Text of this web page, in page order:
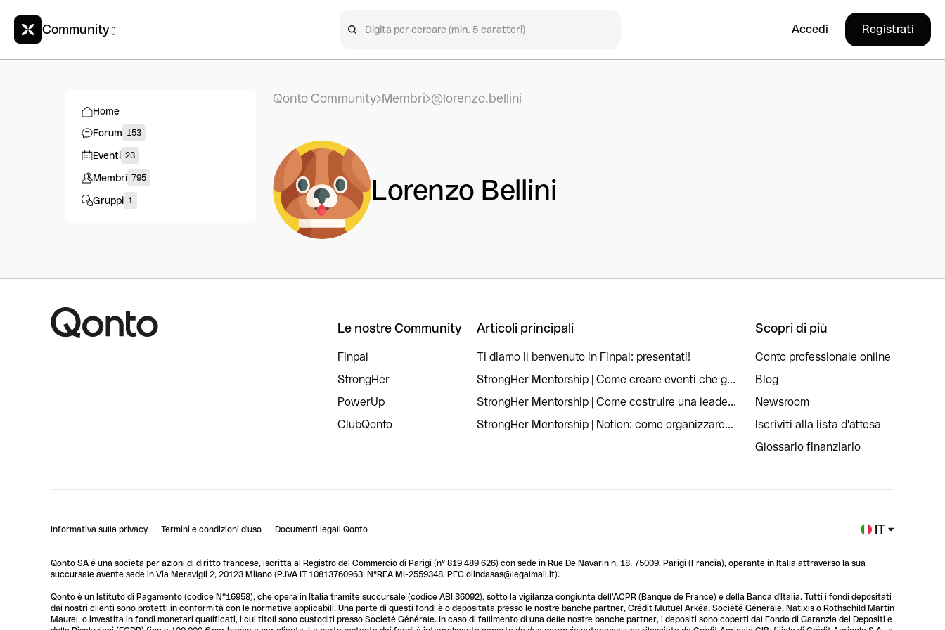
Community Accedi Registrati
Home
Forum 153
Eventi 23
Membri 795
Gruppi 1
Qonto Community Membri @lorenzo.bellini
Lorenzo Bellini
Le nostre Community
Finpal
StrongHer
PowerUp
ClubQonto
Articoli principali
Ti diamo il benvenuto in Finpal: presentati!
StrongHer Mentorship | Come creare eventi che g...
StrongHer Mentorship | Come costruire una leade...
StrongHer Mentorship | Notion: come organizzare...
Scopri di più
Conto professionale online
Blog
Newsroom
Iscriviti alla lista d'attesa
Glossario finanziario
Informativa sulla privacy Termini e condizioni d'uso Documenti legali Qonto IT
Qonto SA é una società per azioni di diritto francese, iscritta al Registro del Commercio di Parigi (n° 819 489 626) con sede in Rue De Navarin n. 18, 75009, Parigi (Francia), operante in Italia attraverso la sua
succursale avente sede in Via Meravigli 2, 20123 Milano (P.IVA IT 10813760963, N°REA MI-2559348, PEC olindasas@legalmail.it).
Qonto è un Istituto di Pagamento (codice N°16958), che opera in Italia tramite succursale (codice ABI 36092), sotto la vigilanza congiunta dell'ACPR (Banque de France) e della Banca d'Italia. Tutti i fondi depositati
dai nostri clienti sono protetti in conformità con le normative applicabili. Una parte di questi fondi è o depositata presso le nostre banche partner, Crédit Mutuel Arkéa, Société Générale, Natixis o Rothschild Martin
Maurel, o investita in fondi monetari qualificati, i cui titoli sono custoditi presso Société Générale. In caso di fallimento di una delle nostre banche partner, i depositi sono coperti dal Fondo di Garanzia dei Depositi e